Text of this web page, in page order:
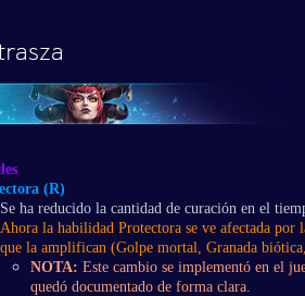
(R)
Se ha reducido la cantidad de curación en el
Ahora la habilidad Protectora se ve afectada por
que la amplifican (Golpe mortal, Granada
NOTA: Este cambio se implementó en el
quedó documentado de forma clara.